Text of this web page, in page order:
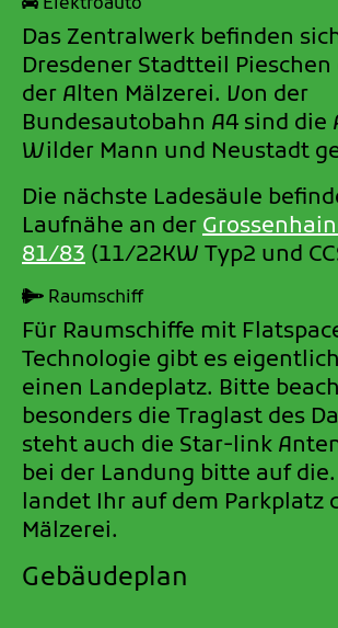
Elektroauto
Das Zentralwerk befinden
Dresdener Stadtteil Pieschen
der Alten Mälzerei. Von der
Bundesautobahn A4 sind die
Wilder Mann und Neustadt
Die nächste Ladesäule
Laufnähe an der
81/83 (11/22KW Typ2 und
Raumschiff
Für Raumschiffe mit
Technologie gibt es
einen Landeplatz. Bitte
besonders die Traglast des
steht auch die Star-link
bei der Landung bitte auf
landet Ihr auf dem Parkplatz
Mälzerei.
Gebäudeplan